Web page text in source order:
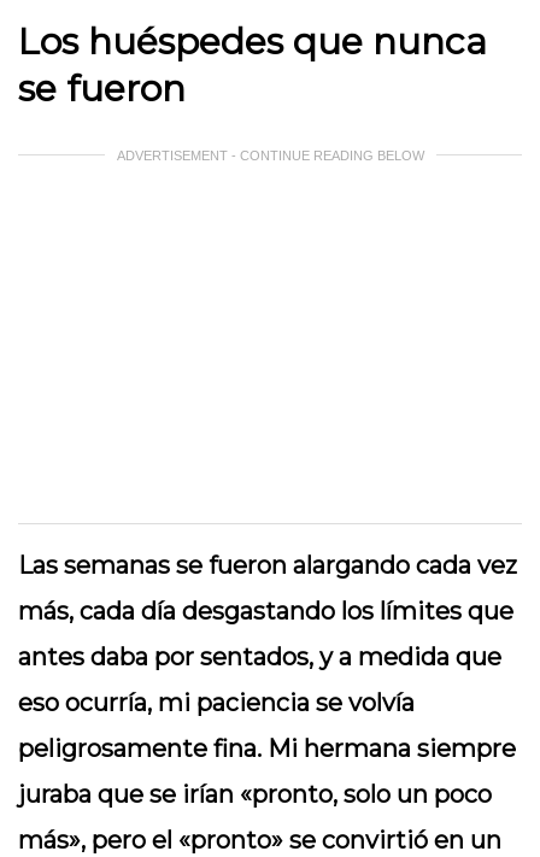
Los huéspedes que nunca
se fueron
ADVERTISEMENT - CONTINUE READING BELOW
Las semanas se fueron alargando cada vez
más, cada día desgastando los límites que
antes daba por sentados, y a medida que
eso ocurría, mi paciencia se volvía
peligrosamente fina. Mi hermana siempre
juraba que se irían «pronto, solo un poco
más», pero el «pronto» se convirtió en un